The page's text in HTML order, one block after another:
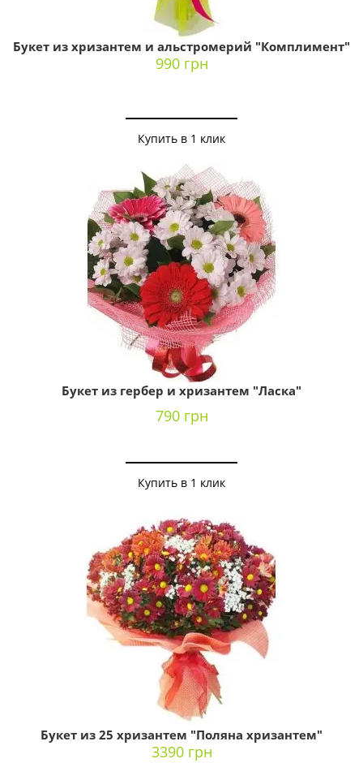
Букет из хризантем и альстромерий "Комплимент"
990 грн
Купить в 1 клик
Букет из гербер и хризантем "Ласка"
790 грн
Купить в 1 клик
Букет из 25 хризантем "Поляна хризантем"
3390 грн